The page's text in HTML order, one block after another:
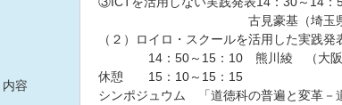
内容
古見豪基（埼玉県和光市
（２）ロイロ・スクールを活用した実践発
14：50～15：10 熊川綾 （大阪府
休憩 15：10～15：15
シンポジュウム 「道徳科の普遍と変革－